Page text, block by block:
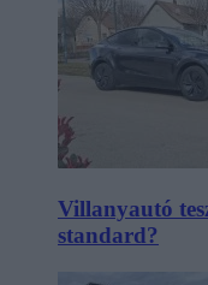
Villanyautó
standard?